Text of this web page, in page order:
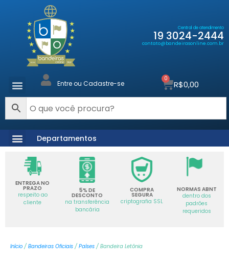
Central de atendimento
19 3024-2444
contato@bandeirasonline.com.br
Entre ou Cadastre-se R$0,00
0
Departamentos
ENTREGA NO
PRAZO
respeito ao
cliente
5% DE
DESCONTO
na transferência
bancária
COMPRA
SEGURA
criptografia SSL
NORMAS ABNT
dentro dos
padrões
requeridos
Início / Bandeiras Oficiais / Países / Bandeira Letônia